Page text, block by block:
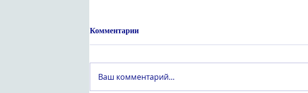
Комментарии
Ваш комментарий...